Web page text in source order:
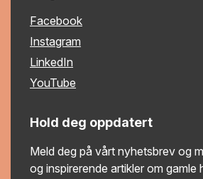
Facebook
Instagram
LinkedIn
YouTube
Hold deg oppdatert
Meld deg på vårt nyhetsbrev og
og inspirerende artikler om gamle